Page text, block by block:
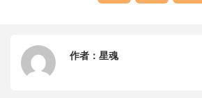
作者： 星魂